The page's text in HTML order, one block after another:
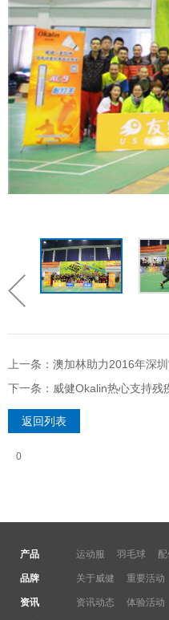
上一条：澳加林助力2016年深
下一条：威健Okalin热心支持残
返回列表
0
产品 运动服 羽毛球
品牌 关于威健 重要活动
资讯 资讯动态 体验活动